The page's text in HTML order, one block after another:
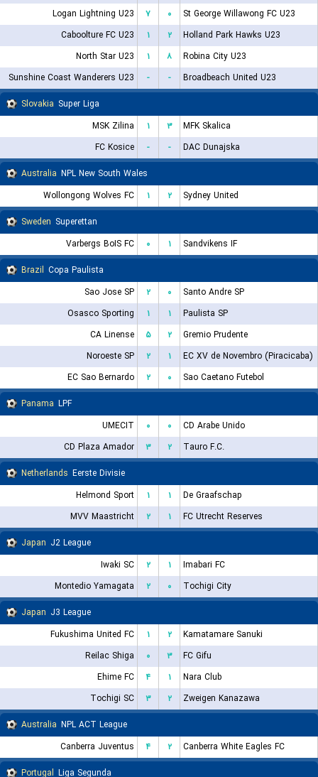
Logan Lightning U23
۷ ۰
St George Willawong FC U23
Caboolture FC U23
۱ ۲
Holland Park Hawks U23
North Star U23
۱ ۸
Robina City U23
Sunshine Coast Wanderers U23
- -
Broadbeach United U23
Slovakia Super Liga
MSK Zilina
۱ ۳
MFK Skalica
FC Kosice
- -
DAC Dunajska
Australia NPL New South Wales
Wollongong Wolves FC
۱ ۲
Sydney United
Sweden Superettan
Varbergs BoIS FC
۰ ۱
Sandvikens IF
Brazil Copa Paulista
Sao Jose SP
۲ ۰
Santo Andre SP
Osasco Sporting
۱ ۱
Paulista SP
CA Linense
۵ ۲
Gremio Prudente
Noroeste SP
۲ ۱
EC XV de Novembro (Piracicaba)
EC Sao Bernardo
۲ ۰
Sao Caetano Futebol
Panama LPF
UMECIT
۰ ۰
CD Arabe Unido
CD Plaza Amador
۳ ۲
Tauro F.C.
Netherlands Eerste Divisie
Helmond Sport
۱ ۱
De Graafschap
MVV Maastricht
۲ ۱
FC Utrecht Reserves
Japan J2 League
Iwaki SC
۲ ۱
Imabari FC
Montedio Yamagata
۲ ۰
Tochigi City
Japan J3 League
Fukushima United FC
۱ ۲
Kamatamare Sanuki
Reilac Shiga
۰ ۳
FC Gifu
Ehime FC
۴ ۱
Nara Club
Tochigi SC
۳ ۲
Zweigen Kanazawa
Australia NPL ACT League
Canberra Juventus
۴ ۲
Canberra White Eagles FC
Portugal Liga Segunda